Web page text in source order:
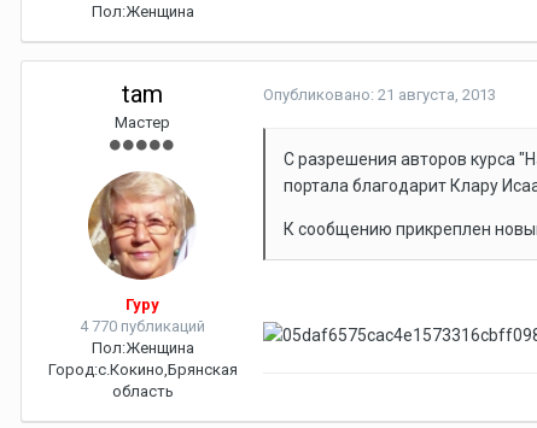
Пол:Женщина
tam
Мастер
Гуру
4 770 публикаций
Пол:Женщина
Город:с.Кокино,Брянская
область
Опубликовано: 21 августа, 2013
С разрешения авторов курса
портала благодарит Клару
К сообщению прикреплен